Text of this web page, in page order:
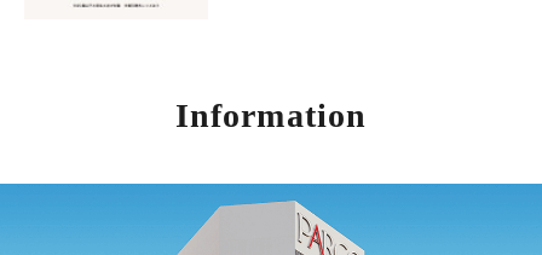
Information